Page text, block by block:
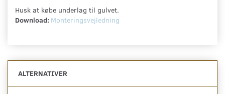
Husk at købe underlag til gulvet.
Download: Monteringsvejledning
ALTERNATIVER